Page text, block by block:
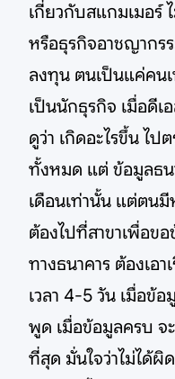
เกี่ยวกับสแกมเมอร์
หรือธุรกิจอาชญากร
ลงทุน ตนเป็นแค่คน
เป็นนักธุรกิจ เมื่อดี
ดูว่า เกิดอะไรขึ้น ไป
ทั้งหมด แต่ ข้อมูลธน
เดือนเท่านั้น แต่ตนมี
ต้องไปที่สาขาเพื่อข
ทางธนาคาร ต้องเอ
เวลา 4-5 วัน เมื่อข้
พูด เมื่อข้อมูลครบ จะ
ที่สุด มั่นใจว่าไม่ได้ผิ